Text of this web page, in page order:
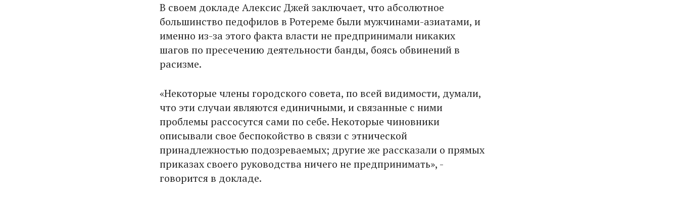
В своем докладе Алексис Джей заключает, что абсолютное
большинство педофилов в Ротереме были мужчинами-азиатами, и
именно из-за этого факта власти не предпринимали никаких
шагов по пресечению деятельности банды, боясь обвинений в
расизме.
«Некоторые члены городского совета, по всей видимости, думали,
что эти случаи являются единичными, и связанные с ними
проблемы рассосутся сами по себе. Некоторые чиновники
описывали свое беспокойство в связи с этнической
принадлежностью подозреваемых; другие же рассказали о прямых
приказах своего руководства ничего не предпринимать», -
говорится в докладе.